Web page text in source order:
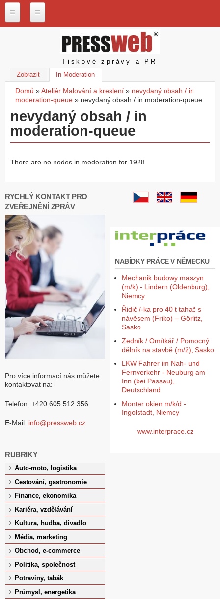
P
w
e
b
z
N
a
e
l
ž
b
y
Z
a
l
o
ž
i
ú
č
e
Pressweb
Tiskové zprávy a PR
Zobrazit In Moderation
Jste zde
Domů »Ateliér Malování a kreslení » nevydaný obsah / in
moderation-queue » nevydaný obsah / in moderation-queue
nevydaný obsah / in
moderation-queue
There are no nodes in moderation for 1928
RYCHLÝ KONTAKT PRO
ZVEŘEJNĚNÍ ZPRÁV
Pro více informací nás můžete
kontaktovat na:
Telefon: +420 605 512 356
E-Mail: info@pressweb.cz
RUBRIKY
Auto-moto, logistika
Cestování, gastronomie
Finance, ekonomika
Kariéra, vzdělávání
Kultura, hudba, divadlo
Média, marketing
Obchod, e-commerce
Politika, společnost
Potraviny, tabák
Průmysl, energetika
NABÍDKY PRÁCE V NĚMECKU
Mechanik budowy maszyn
(m/k) - Lindern (Oldenburg),
Niemcy
Řidič /-ka pro 40 t tahač s
návěsem (Friko) – Görlitz,
Sasko
Zedník / Omítkář / Pomocný
dělník na stavbě (m/ž), Sasko
LKW Fahrer im Nah- und
Fernverkehr - Neuburg am
Inn (bei Passau),
Deutschland
Monter okien m/k/d -
Ingolstadt, Niemcy
www.interprace.cz